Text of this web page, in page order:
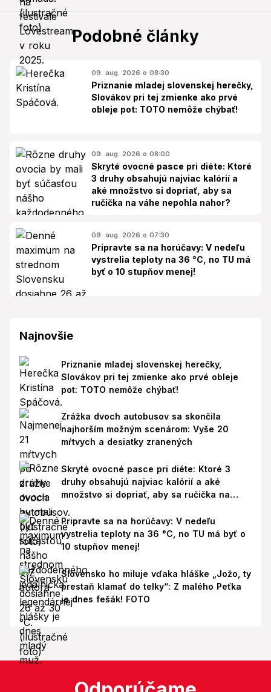
Podobné články
09. aug. 2026 o 08:30
Priznanie mladej slovenskej herečky,
Slovákov pri tej zmienke ako prvé
obleje pot: TOTO nemôže chýbať!
09. aug. 2026 o 08:00
Skryté ovocné pasce pri diéte: Ktoré
3 druhy obsahujú najviac kalórií a
aké množstvo si dopriať, aby sa
ručička na váhe nepohla nahor?
09. aug. 2026 o 07:30
Pripravte sa na horúčavy: V nedeľu
vystrelia teploty na 36 °C, no TU má
byť o 10 stupňov menej!
Najnovšie
Priznanie mladej slovenskej herečky,
Slovákov pri tej zmienke ako prvé obleje
pot: TOTO nemôže chýbať!
Zrážka dvoch autobusov sa skončila
najhorším možným scenárom: Vyše 20
mŕtvych a desiatky zranených
Skryté ovocné pasce pri diéte: Ktoré 3
druhy obsahujú najviac kalórií a aké
množstvo si dopriať, aby sa ručička na
Pripravte sa na horúčavy: V nedeľu
vystrelia teploty na 36 °C, no TU má byť o
10 stupňov menej!
Slovensko ho miluje vďaka hláške „Jožo, ty
prestaň klamať do telky“: Z malého Peťka
je dnes fešák! FOTO